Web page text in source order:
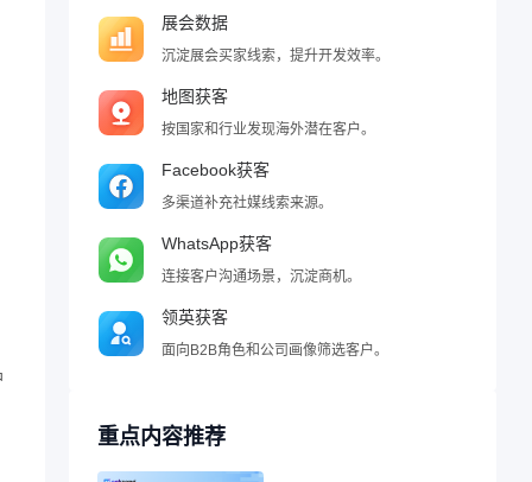
展会数据
沉淀展会买家线索，提升开发效率。
地图获客
按国家和行业发现海外潜在客户。
Facebook获客
多渠道补充社媒线索来源。
WhatsApp获客
连接客户沟通场景，沉淀商机。
领英获客
面向B2B角色和公司画像筛选客户。
重点内容推荐